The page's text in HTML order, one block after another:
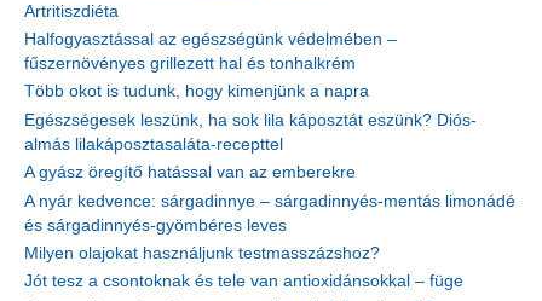
Artritiszdiéta
Halfogyasztással az egészségünk védelmében –
fűszernövényes grillezett hal és tonhalkrém
Több okot is tudunk, hogy kimenjünk a napra
Egészségesek leszünk, ha sok lila káposztát eszünk? Diós-
almás lilakáposztasaláta-recepttel
A gyász öregítő hatással van az emberekre
A nyár kedvence: sárgadinnye – sárgadinnyés-mentás limonádé
és sárgadinnyés-gyömbéres leves
Milyen olajokat használjunk testmasszázshoz?
Jót tesz a csontoknak és tele van antioxidánsokkal – füge